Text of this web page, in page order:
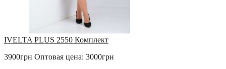
IVELTA PLUS 2550 Комплект
3900грн Оптовая цена: 3000грн